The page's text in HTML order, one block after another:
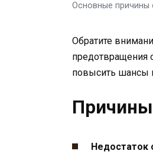
Основные причины
Обратите
предотвращения
повысить шансы
Причины
Недостаток